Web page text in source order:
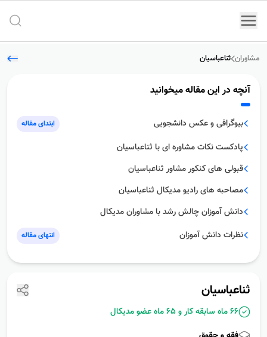
مشاوران ثناعباسیان
ثناعباسیان
66 ماه سابقه کار و
آنچه در این مقاله میخوانید
بیوگرافى و عکس دانشجویى ابتدای مقاله
پادکست نکات مشاوره اى با ثناعباسیان
قبولى هاى کنکور مشاور ثناعباسیان
مصاحبه هاى رادیو مدیکال ثناعباسیان
دانش آموزان چالش رشد با مشاوران مدیکال
نظرات دانش آموزان
انتهای مقاله